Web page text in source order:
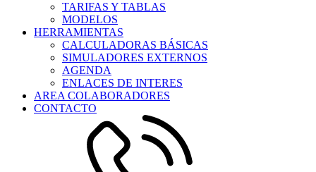
TARIFAS Y TABLAS
MODELOS
HERRAMIENTAS
CALCULADORAS BÁSICAS
SIMULADORES EXTERNOS
AGENDA
ENLACES DE INTERES
AREA COLABORADORES
CONTACTO